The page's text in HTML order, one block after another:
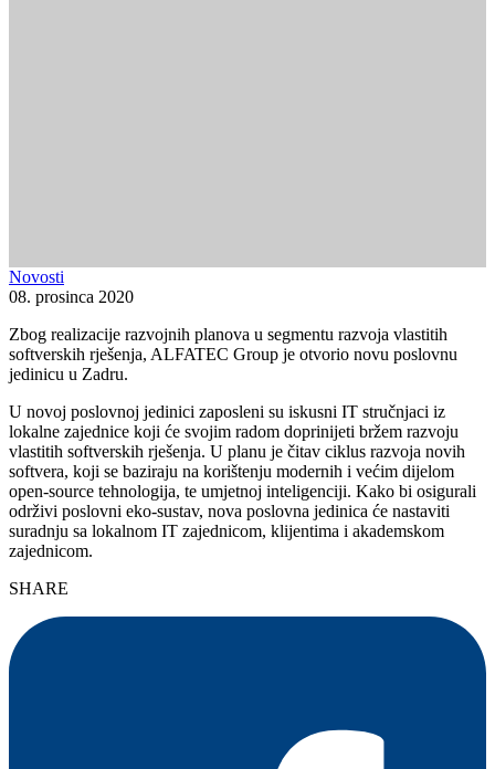
Novosti
08. prosinca 2020
Zbog realizacije razvojnih planova u segmentu razvoja vlastitih
softverskih rješenja, ALFATEC Group je otvorio novu poslovnu
jedinicu u Zadru.
U novoj poslovnoj jedinici zaposleni su iskusni IT stručnjaci iz
lokalne zajednice koji će svojim radom doprinijeti bržem razvoju
vlastitih softverskih rješenja. U planu je čitav ciklus razvoja novih
softvera, koji se baziraju na korištenju modernih i većim dijelom
open-source tehnologija, te umjetnoj inteligenciji. Kako bi osigurali
održivi poslovni eko-sustav, nova poslovna jedinica će nastaviti
suradnju sa lokalnom IT zajednicom, klijentima i akademskom
zajednicom.
SHARE